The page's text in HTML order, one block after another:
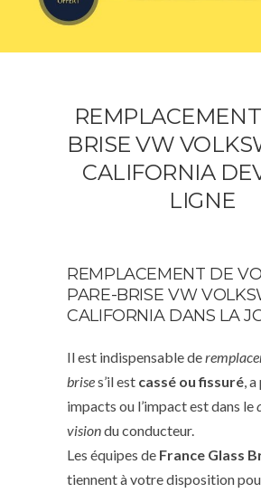
BRISE VW
CALIFORNIA
LIGNE
REMPLACEMENT DE
PARE-BRISE VW
CALIFORNIA DANS LA
Il est indispensable de
brises’il est cassé ou fissuré ,
impacts ou l’impact est dans le
visiondu conducteur.
Les équipes de France Glass
tiennent à votre disposition